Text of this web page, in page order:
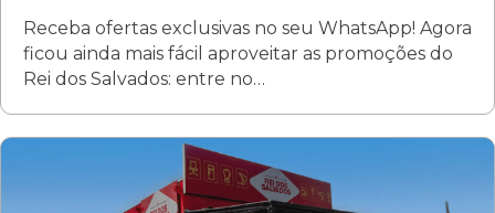
Fanny
Rua Albino Beatriz, 100 - Fanny, Curitiba –PR
Receba ofertas exclusivas no seu WhatsApp! Agora
ficou ainda mais fácil aproveitar as promoções do
Rei dos Salvados: entre no…